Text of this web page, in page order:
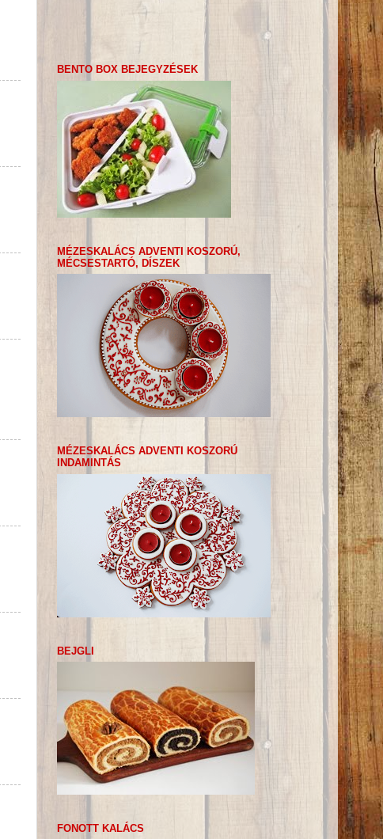
BENTO BOX BEJEGYZÉSEK
MÉZESKALÁCS ADVENTI KOSZORÚ,
MÉCSESTARTÓ, DÍSZEK
MÉZESKALÁCS ADVENTI KOSZORÚ
INDAMINTÁS
BEJGLI
FONOTT KALÁCS